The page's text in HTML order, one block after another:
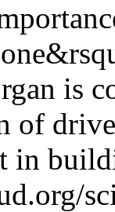
is
of
in